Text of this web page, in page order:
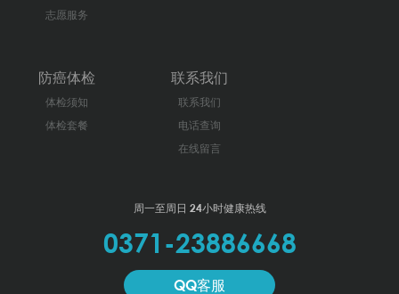
志愿服务
防癌体检
体检须知
体检套餐
联系我们
联系我们
电话查询
在线留言
周一至周日 24小时健康热线
0371-23886668
QQ客服